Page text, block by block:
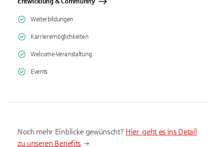
Weiterbildungen
Karrieremöglichkeiten
Welcome-Veranstaltung
Events
Noch mehr Einblicke gewünscht? Hier geht es ins Detail
zu unseren Benefits